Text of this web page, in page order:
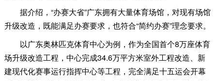
据介绍，“办赛大省”广东拥有大量体育场馆，对现有场馆
升级改造，既能满足办赛要求，也符合“简约办赛”理念要求。
以广东奥林匹克体育中心为例，作为全国首个8万座体育
场升级改造工程，中心完成34.6万平方米室外工程改造、新
建现代化赛事运行指挥中心等工程，完全满足十五运会开幕